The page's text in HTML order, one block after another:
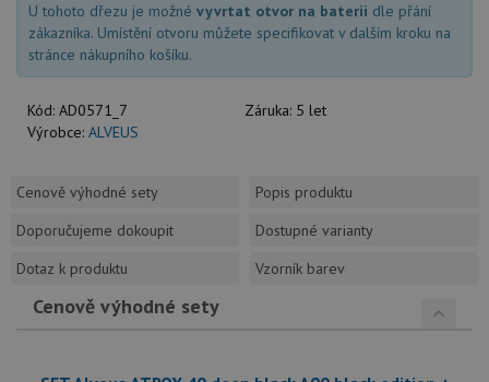
U tohoto dřezu je možné vyvrtat otvor na baterii dle přání
zákazníka. Umístění otvoru můžete specifikovat v dalším kroku na
stránce nákupního košíku.
Kód: AD0571_7 Záruka: 5 let
Výrobce: ALVEUS
Cenově výhodné sety
Popis produktu
Doporučujeme dokoupit
Dostupné varianty
Dotaz k produktu
Vzorník barev
Cenově výhodné sety